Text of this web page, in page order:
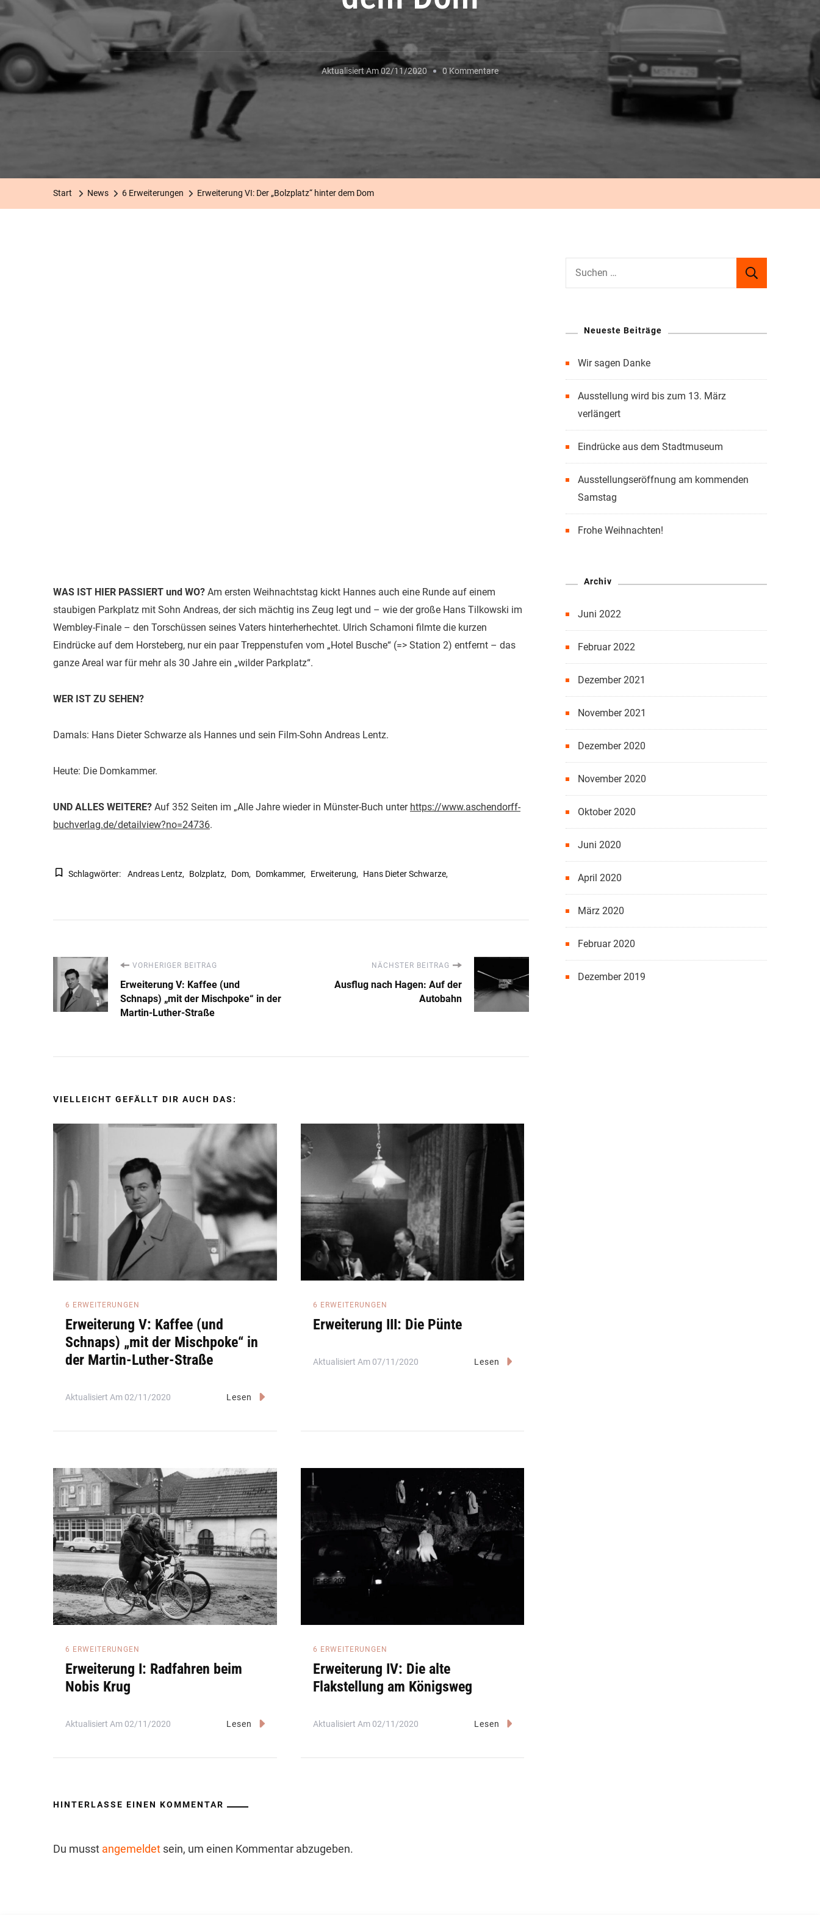
Aktualisiert Am02/11/2020 0 KommentareZu
Erweiterung
Dem
Start News 6 Erweiterungen Erweiterung VI: Der „Bolzplatz“ hinter dem Dom
WAS IST HIER PASSIERT und WO? Am ersten Weihnachtstag kickt Hannes auch eine Runde auf einem
staubigen Parkplatz mit Sohn Andreas, der sich mächtig ins Zeug legt und – wie der große Hans Tilkowski im
Wembley-Finale – den Torschüssen seines Vaters hinterherhechtet. Ulrich Schamoni filmte die kurzen
Eindrücke auf dem Horsteberg, nur ein paar Treppenstufen vom „Hotel Busche“ (=> Station 2) entfernt – das
ganze Areal war für mehr als 30 Jahre ein „wilder Parkplatz“.
WER IST ZU SEHEN?
Damals: Hans Dieter Schwarze als Hannes und sein Film-Sohn Andreas Lentz.
Heute: Die Domkammer.
UND ALLES WEITERE? Auf 352 Seiten im „Alle Jahre wieder in Münster-Buch unter https://www.aschendorff-
buchverlag.de/detailview?no=24736.
Schlagwörter: Andreas Lentz Bolzplatz Dom Domkammer Erweiterung Hans Dieter Schwarze
Beitragsnavigation
VORHERIGER BEITRAG
Erweiterung V: Kaffee (und
Schnaps) „mit der Mischpoke“ in der
Martin-Luther-Straße
NÄCHSTER BEITRAG
Ausflug nach Hagen: Auf der
Autobahn
VIELLEICHT GEFÄLLT DIR AUCH DAS:
6 ERWEITERUNGEN
Erweiterung V: Kaffee (und
Schnaps) „mit der Mischpoke“ in
der Martin-Luther-Straße
Aktualisiert Am 02/11/2020 Lesen
6 ERWEITERUNGEN
Erweiterung III: Die Pünte
Aktualisiert Am 07/11/2020 Lesen
6 ERWEITERUNGEN
Erweiterung I: Radfahren beim
Nobis Krug
Aktualisiert Am 02/11/2020 Lesen
6 ERWEITERUNGEN
Erweiterung IV: Die alte
Flakstellung am Königsweg
Aktualisiert Am 02/11/2020 Lesen
HINTERLASSE EINEN KOMMENTAR
Du musst angemeldet sein, um einen Kommentar abzugeben.
Suchen
Neueste Beiträge
Wir sagen Danke
Ausstellung wird bis zum 13. März
verlängert
Eindrücke aus dem Stadtmuseum
Ausstellungseröffnung am kommenden
Samstag
Frohe Weihnachten!
Archiv
Juni 2022
Februar 2022
Dezember 2021
November 2021
Dezember 2020
November 2020
Oktober 2020
Juni 2020
April 2020
März 2020
Februar 2020
Dezember 2019